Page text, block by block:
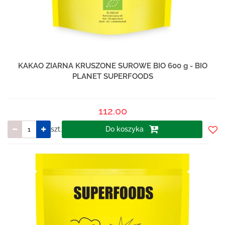
KAKAO ZIARNA KRUSZONE SUROWE BIO 600 g - BIO
PLANET SUPERFOODS
112.00
szt. Do koszyka